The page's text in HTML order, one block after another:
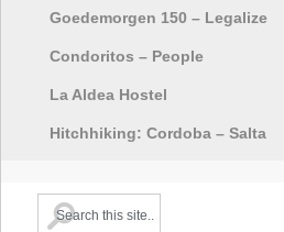
Goedemorgen 150 – Legalize
Condoritos – People
La Aldea Hostel
Hitchhiking: Cordoba – Salta